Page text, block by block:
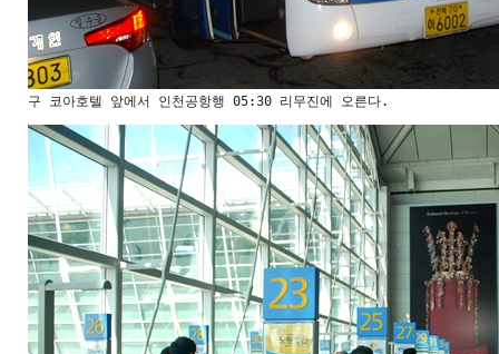
구 코아호텔 앞에서 인천공항행 05:30 리무진에 오른다.